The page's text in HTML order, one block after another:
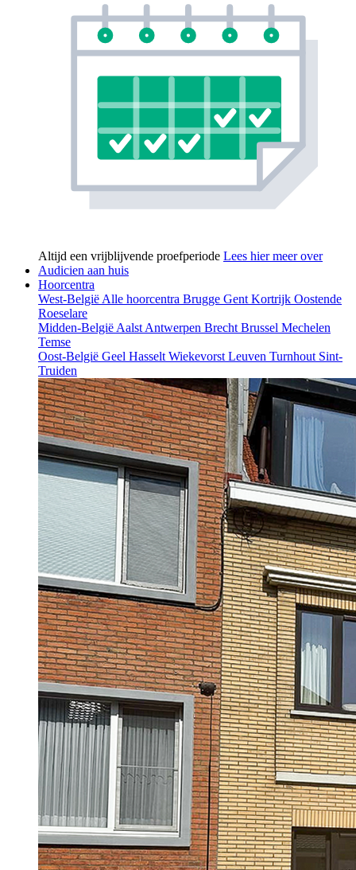
Altijd een vrijblijvende proefperiode Lees hier meer over
Audicien aan huis
Hoorcentra
West-België Alle hoorcentra Brugge Gent Kortrijk Oostende
Roeselare
Midden-België Aalst Antwerpen Brecht Brussel Mechelen
Temse
Oost-België Geel Hasselt Wiekevorst Leuven Turnhout Sint-
Truiden